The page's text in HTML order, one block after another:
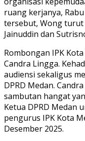
ruang kerjanya,
tersebut, Wong turut
Jainuddin dan
Rombongan IPK
Candra Lingga.
audiensi sekaligus
DPRD Medan.
sambutan hangat
Ketua DPRD Medan
pengurus IPK Kota
Desember 2025.